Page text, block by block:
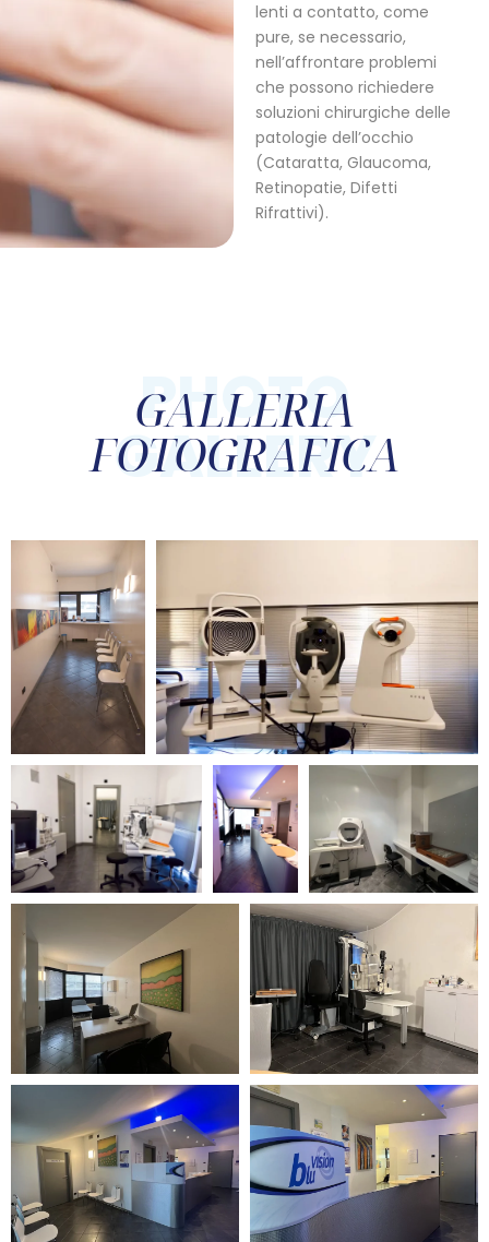
lenti a contatto, come
pure, se necessario,
nell’affrontare problemi
che possono richiedere
soluzioni chirurgiche delle
patologie dell’occhio
(Cataratta, Glaucoma,
Retinopatie, Difetti
Rifrattivi).
PHOTO
GALLERY
GALLERIA
FOTOGRAFICA